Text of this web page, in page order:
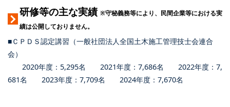
研修等の主な実績 ※守秘義務等により、民間企業等における実
績は公開しておりません。
■ＣＰＤＳ認定講習（一般社団法人全国土木施工管理技士会連合
会）
2020年度：5,295名 2021年度：7,686名 2022年度：7,
681名 2023年度：7,709名 2024年度：7,670名